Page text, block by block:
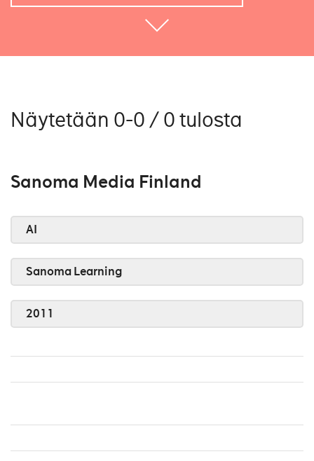
Näytetään 0-0 / 0 tulosta
Sanoma Media Finland
AI
Sanoma Learning
2011